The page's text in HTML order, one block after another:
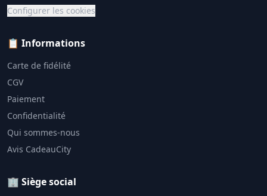
Configurer les cookies
📋 Informations
Carte de fidélité
CGV
Paiement
Confidentialité
Qui sommes-nous
Avis CadeauCity
🏢 Siège social